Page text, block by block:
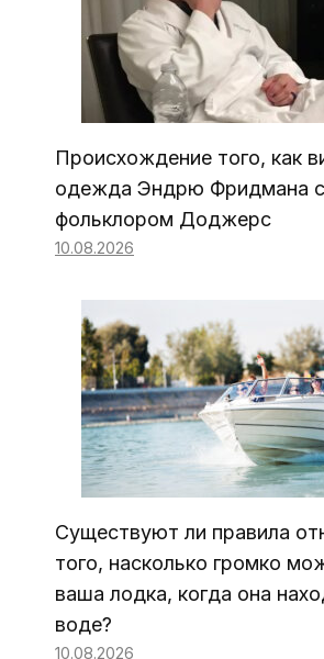
Происхождение того, как
одежда Эндрю Фридмана
фольклором Доджерс
10.08.2026
Существуют ли правила
того, насколько громко
ваша лодка, когда она
воде?
10.08.2026